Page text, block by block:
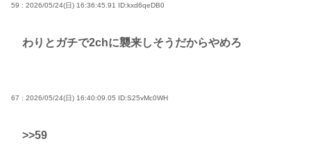
59 : 2026/05/24(日) 16:36:45.91 ID:kxd6qeDB0
わりとガチで2chに襲来しそうだからやめろ
67 : 2026/05/24(日) 16:40:09.05 ID:S25vMc0WH
>>59